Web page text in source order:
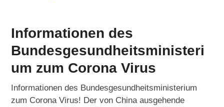
Informationen des
Bundesgesundheitsministeri
um zum Corona Virus
Informationen des Bundesgesundheitsministerium
zum Corona Virus! Der von China ausgehende